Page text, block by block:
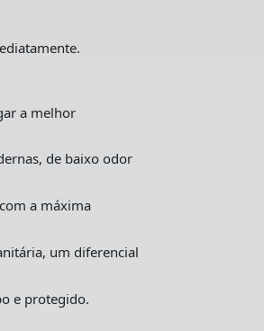
a melhor
de baixo odor
a máxima
um diferencial
e protegido.